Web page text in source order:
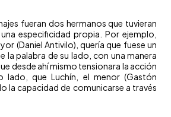
fueran dos hermanos que tuvieran
especificidad propia. Por ejemplo,
(Daniel Antivilo), quería que fuese un
la palabra de su lado, con una manera
desde ahí mismo tensionara la acción
lado, que Luchín, el menor (Gastón
la capacidad de comunicarse a través